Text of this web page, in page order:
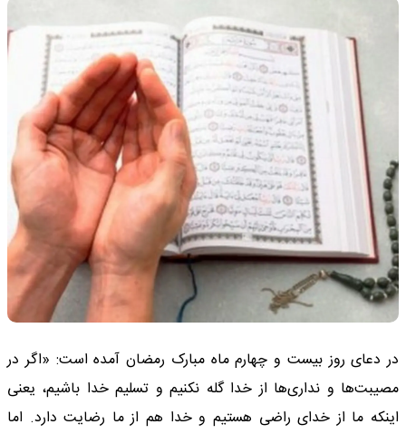
در دعای روز بیست و چهارم ماه مبارک رمضان آمده است: «اگر در
مصیبت‌ها و نداری‌ها از خدا گله نکنیم و تسلیم خدا باشیم، یعنی
اینکه ما از خدای راضی هستیم و خدا هم از ما رضایت دارد. اما